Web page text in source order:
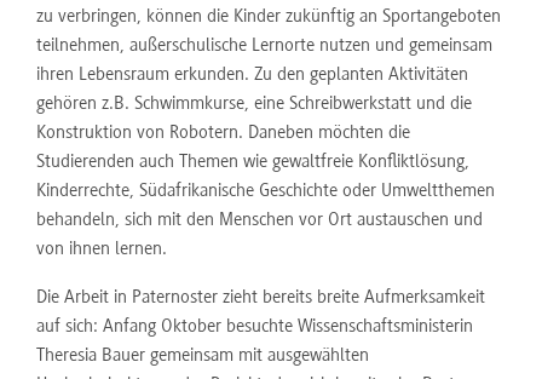
zu verbringen, können die Kinder zukünftig an Sportangeboten
teilnehmen, außerschulische Lernorte nutzen und gemeinsam
ihren Lebensraum erkunden. Zu den geplanten Aktivitäten
gehören z.B. Schwimmkurse, eine Schreibwerkstatt und die
Konstruktion von Robotern. Daneben möchten die
Studierenden auch Themen wie gewaltfreie Konfliktlösung,
Kinderrechte, Südafrikanische Geschichte oder Umweltthemen
behandeln, sich mit den Menschen vor Ort austauschen und
von ihnen lernen.
Die Arbeit in Paternoster zieht bereits breite Aufmerksamkeit
auf sich: Anfang Oktober besuchte Wissenschaftsministerin
Theresia Bauer gemeinsam mit ausgewählten